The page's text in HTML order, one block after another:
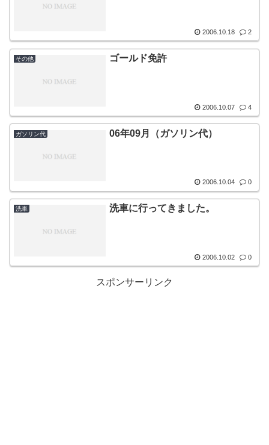
2006.10.18 2
その他 ゴールド免許
2006.10.07 4
ガソリン代 06年09月（ガソリン代）
2006.10.04 0
洗車 洗車に行ってきました。
2006.10.02 0
スポンサーリンク